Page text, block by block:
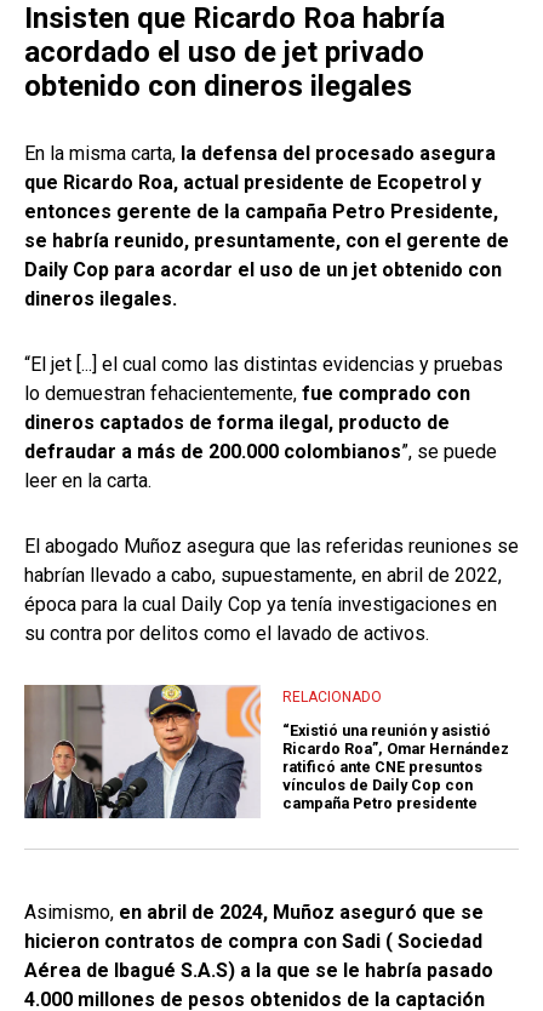
Insisten que Ricardo Roa habría
acordado el uso de jet privado
obtenido con dineros ilegales
En la misma carta, la defensa del procesado asegura
que Ricardo Roa, actual presidente de Ecopetrol y
entonces gerente de la campaña Petro Presidente,
se habría reunido, presuntamente, con el gerente de
Daily Cop para acordar el uso de un jet obtenido con
dineros ilegales.
“El jet [...] el cual como las distintas evidencias y pruebas
lo demuestran fehacientemente, fue comprado con
dineros captados de forma ilegal, producto de
defraudar a más de 200.000 colombianos”, se puede
leer en la carta.
El abogado Muñoz asegura que las referidas reuniones se
habrían llevado a cabo, supuestamente, en abril de 2022,
época para la cual Daily Cop ya tenía investigaciones en
su contra por delitos como el lavado de activos.
RELACIONADO
“Existió una reunión y asistió
Ricardo Roa”, Omar Hernández
ratificó ante CNE presuntos
vínculos de Daily Cop con
campaña Petro presidente
Asimismo, en abril de 2024, Muñoz aseguró que se
hicieron contratos de compra con Sadi ( Sociedad
Aérea de Ibagué S.A.S) a la que se le habría pasado
4.000 millones de pesos obtenidos de la captación